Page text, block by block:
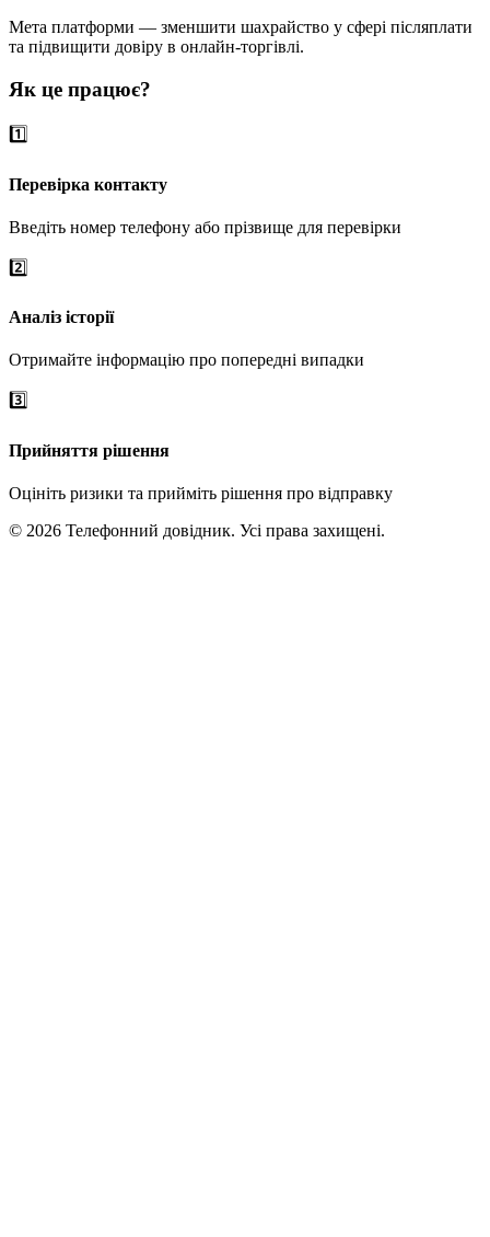
Мета платформи — зменшити шахрайство у сфері післяплати
та підвищити довіру в онлайн-торгівлі.
Як це працює?
1️⃣
Перевірка контакту
Введіть номер телефону або прізвище для перевірки
2️⃣
Аналіз історії
Отримайте інформацію про попередні випадки
3️⃣
Прийняття рішення
Оцініть ризики та прийміть рішення про відправку
© 2026 Телефонний довідник. Усі права захищені.